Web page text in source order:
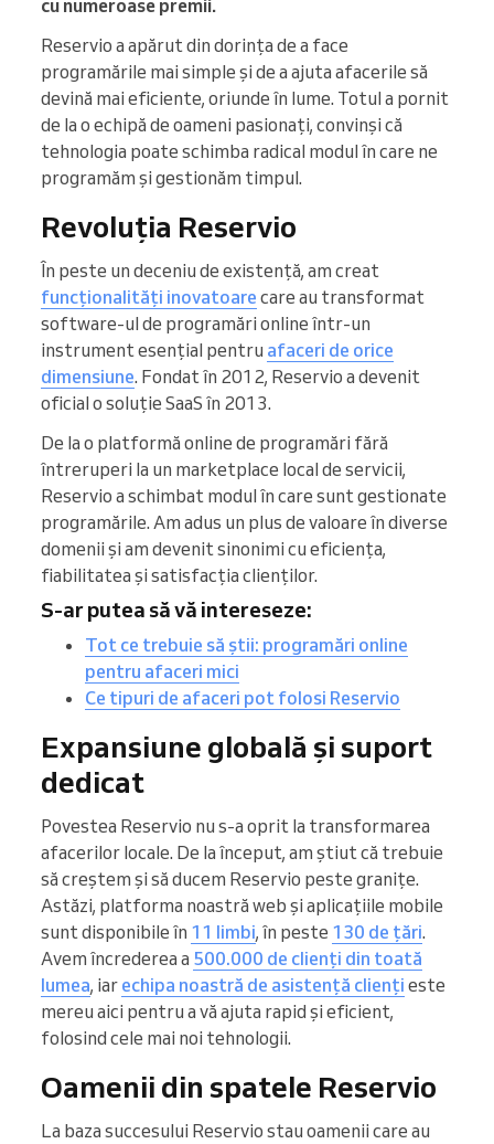
cu numeroase premii.
Reservio a apărut din dorința de a face
programările mai simple și de a ajuta afacerile să
devină mai eficiente, oriunde în lume. Totul a pornit
de la o echipă de oameni pasionați, convinși că
tehnologia poate schimba radical modul în care ne
programăm și gestionăm timpul.
Revoluția Reservio
În peste un deceniu de existență, am creat
funcționalități inovatoare care au transformat
software-ul de programări online într-un
instrument esențial pentru afaceri de orice
dimensiune. Fondat în 2012, Reservio a devenit
oficial o soluție SaaS în 2013.
De la o platformă online de programări fără
întreruperi la un marketplace local de servicii,
Reservio a schimbat modul în care sunt gestionate
programările. Am adus un plus de valoare în diverse
domenii și am devenit sinonimi cu eficiența,
fiabilitatea și satisfacția clienților.
S-ar putea să vă intereseze:
Tot ce trebuie să știi: programări online
pentru afaceri mici
Ce tipuri de afaceri pot folosi Reservio
Expansiune globală și suport
dedicat
Povestea Reservio nu s-a oprit la transformarea
afacerilor locale. De la început, am știut că trebuie
să creștem și să ducem Reservio peste granițe.
Astăzi, platforma noastră web și aplicațiile mobile
sunt disponibile în 11 limbi, în peste 130 de țări.
Avem încrederea a 500.000 de clienți din toată
lumea, iar echipa noastră de asistență clienți este
mereu aici pentru a vă ajuta rapid și eficient,
folosind cele mai noi tehnologii.
Oamenii din spatele Reservio
La baza succesului Reservio stau oamenii care au